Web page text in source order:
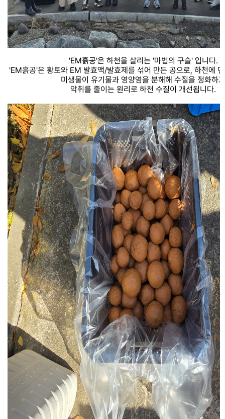
'EM흙공'은 하천을 살리는 '마법의 구슬' 입니다.
'EM흙공'은 황토와 EM 발효액/발효제를 섞어 만든 공으로, 하천에
미생물이 유기물과 영양염을 분해해 수질을 정화하고
악취를 줄이는 원리로 하천 수질이 개선됩니다.